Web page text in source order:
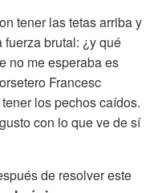
tener las tetas arriba y
brutal: ¿y qué
no me esperaba es
Francesc
los pechos caídos.
con lo que ve de sí
de resolver este